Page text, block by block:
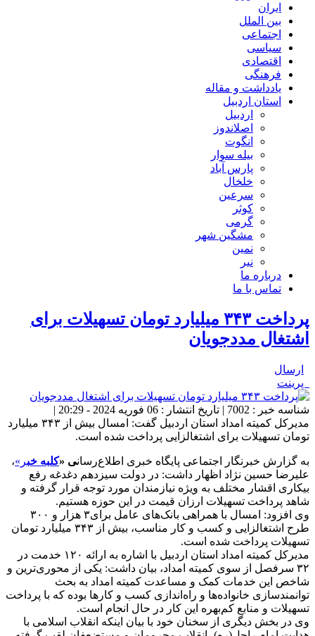
ایران
بین الملل
اجتماعی
سیاسی
اقتصادی
فرهنگی
یادداشت و مقاله
استان اردبیل
اردبیل
اصلاندوز
انگوت
بیله سوار
پارس آباد
خلخال
سرعین
کوثر
گرمی
مشگین شهر
نمین
نیر
درباره ما
تماس با ما
پرداخت ۳۴۳ میلیارد تومان تسهیلات برای
اشتغال مددجویان
ارسال
پرینت
شناسه خبر : 7002 | تاریخ انتشار : 06 فوریه 2024 - 20:29 |
مدیرکل کمیته امداد استان اردبیل گفت: امسال بیش از ۳۴۳ میلیارد
تومان تسهیلات برای اشتغالزایی پرداخت شده است.
به گزارش خبرنگار اجتماعی پایگاه خبری اطلاع‌رسانی «کلبه خبر»،
علیرضا حسین نژاد اظهار داشت: در دولت سیزدهم دغدغه رفع
بیکاری اقشار مختلف به ویژه نیازمندان مورد توجه قرار گرفته و
شاهد پرداخت تسهیلات ارزان قیمت در این حوزه هستیم.
وی افزود: امسال با همراهی بانک‌های عامل برای۳ هزار و ۳۰۰
طرح اشتغالزایی و کسب و کار مناسب، بیش از ۳۴۳ میلیارد تومان
تسهیلات پرداخت شده است.
مدیرکل کمیته امداد استان اردبیل با اشاره به ارائه ۱۲۰ خدمت در
۳۲ سرفصل از سوی کمیته امداد، بیان داشت: یکی از محوری‌ترین و
شاخص این خدمات کمک و مساعدت کمیته امداد به بحث
توانمندسازی خانواده‌ها و راه‌اندازی کسب و کارها بوده که با پرداخت
تسهیلات و منابع کم‌بهره این کار در حال انجام است.
وی در بخش دیگری از سخنان خود با بیان اینکه انقلاب اسلامی با